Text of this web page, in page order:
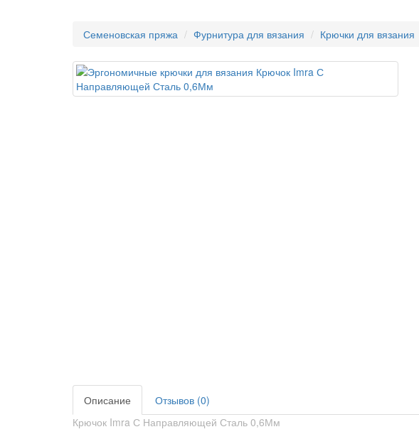
Семеновская пряжа Фурнитура для вязания Крючки для вязания
Описание
Отзывов (0)
Крючок Imra С Направляющей Сталь 0,6Мм